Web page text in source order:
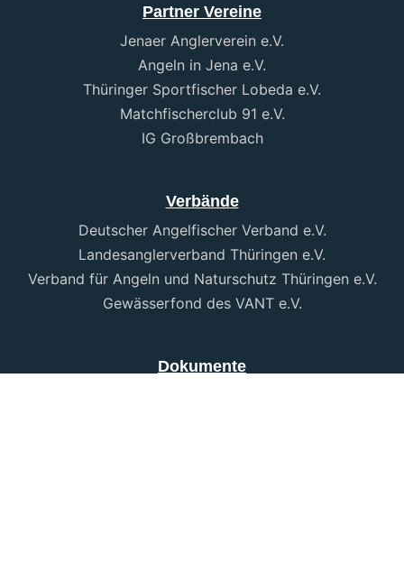
Partner Vereine
Jenaer Anglerverein e.V.
Angeln in Jena e.V.
Thüringer Sportfischer Lobeda e.V.
Matchfischerclub 91 e.V.
IG Großbrembach
Verbände
Deutscher Angelfischer Verband e.V.
Landesanglerverband Thüringen e.V.
Verband für Angeln und Naturschutz Thüringen e.V.
Gewässerfond des VANT e.V.
Dokumente